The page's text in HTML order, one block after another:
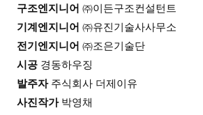
구조엔지니어 ㈜이든구조컨설턴트
기계엔지니어 ㈜유진기술사사무소
전기엔지니어 ㈜조은기술단
시공 경동하우징
발주자주식회사 더제이유
사진작가박영채